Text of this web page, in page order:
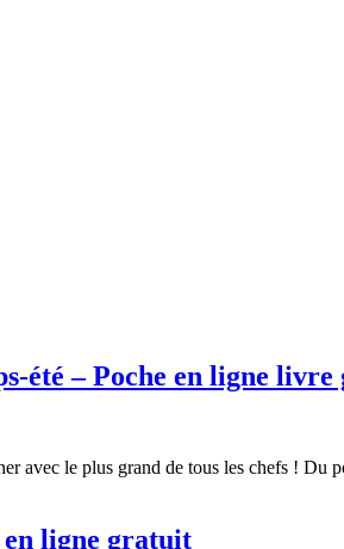
été – Poche en ligne
avec le plus grand de tous les chefs ! Du
en ligne gratuit